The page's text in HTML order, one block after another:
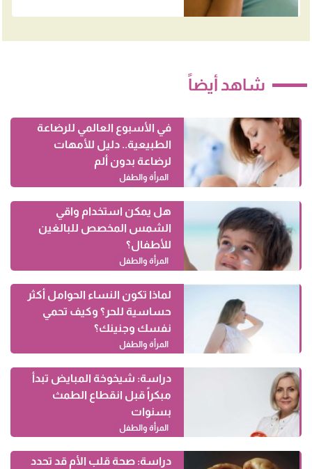
شاهد أيضاً
في الأسبوع العالمي للرضاعة
الطبيعية.. دليل للأمهات
لرضاعة بدون ألم
المرأة والطفل
هل يمكن استخدام واقي
الشمس المخصص للبالغين
للأطفال؟
المرأة والطفل
لماذا تكون النساء الحوامل أكثر
حساسية للحر؟ وكيف تحمي
نفسك وجنينك؟
المرأة والطفل
دراسة: شيخوخة المبايض تبدأ
مبكراً قبل انقطاع الطمث
بسنوات
المرأة والطفل
دراسة: صحة قلب الأم قد تحدد